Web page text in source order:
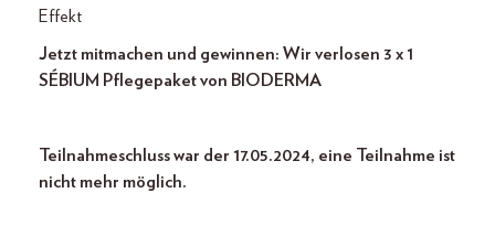
Effekt
Jetzt mitmachen und gewinnen: Wir verlosen 3 x 1
SÉBIUM Pflegepaket von BIODERMA
Teilnahmeschluss war der 17.05.2024, eine Teilnahme ist
nicht mehr möglich.